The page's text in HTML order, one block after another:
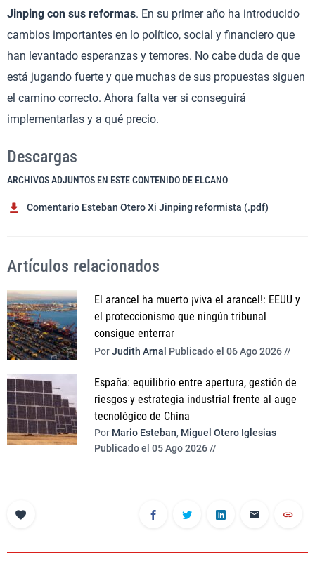
Jinping con sus reformas. En su primer año ha introducido
cambios importantes en lo político, social y financiero que
han levantado esperanzas y temores. No cabe duda de que
está jugando fuerte y que muchas de sus propuestas siguen
el camino correcto. Ahora falta ver si conseguirá
implementarlas y a qué precio.
Descargas
ARCHIVOS ADJUNTOS EN ESTE CONTENIDO DE ELCANO
Comentario Esteban Otero Xi Jinping reformista (.pdf)
Artículos relacionados
El arancel ha muerto ¡viva el arancel!: EEUU y
el proteccionismo que ningún tribunal
consigue enterrar
PorJudith Arnal Publicado el 06 Ago 2026 //
España: equilibrio entre apertura, gestión de
riesgos y estrategia industrial frente al auge
tecnológico de China
Por Mario Esteban, Miguel Otero Iglesias
Publicado el 05 Ago 2026 //